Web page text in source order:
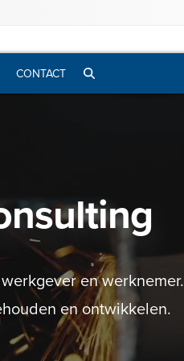
CONTACT
en werknemer.
en ontwikkelen.